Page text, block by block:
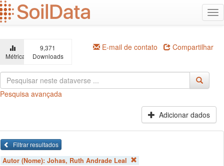
Ir
para
o
principal
Métricas
9,371
Downloads
E-mail de contato Compartilhar
Pesquisa avançada
Adicionar dados
Filtrar resultados
Autor (Nome): Johas, Ruth Andrade Leal